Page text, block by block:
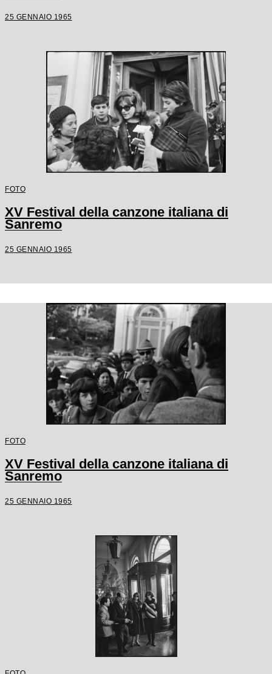
25 GENNAIO 1965
FOTO
XV Festival della canzone italiana di
Sanremo
25 GENNAIO 1965
FOTO
XV Festival della canzone italiana di
Sanremo
25 GENNAIO 1965